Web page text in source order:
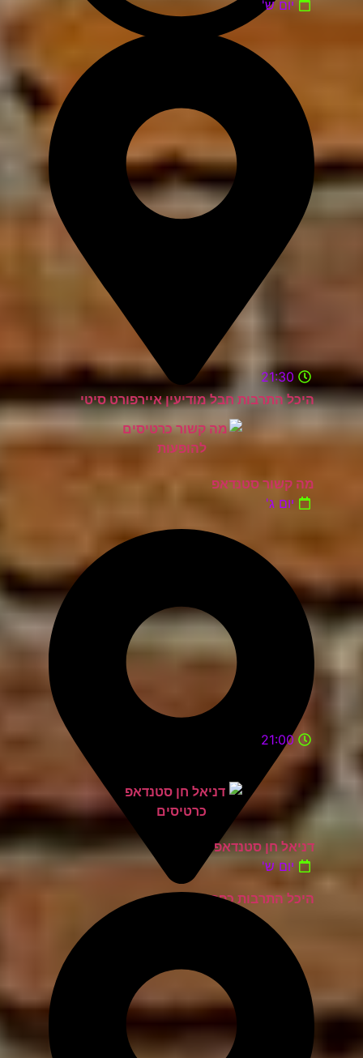
יום ש'
היכל התרבות חבל מודיעין איירפורט סיטי
21:30
מה קשור סטנדאפ
יום ג'
היכל התרבות כפר סבא
21:00
דניאל חן סטנדאפ
יום ש'